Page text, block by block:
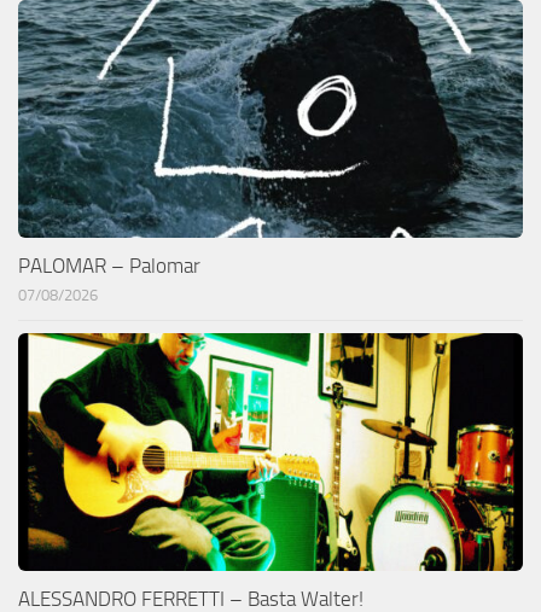
PALOMAR – Palomar
07/08/2026
ALESSANDRO FERRETTI – Basta Walter!